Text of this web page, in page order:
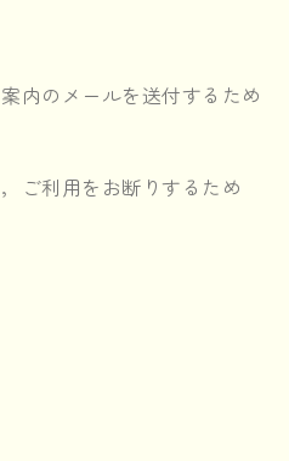
内のメールを送付するため
ご利用をお断りするため